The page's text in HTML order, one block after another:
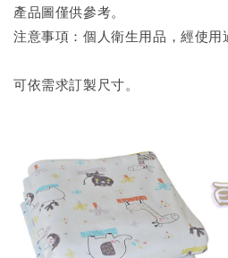
產品圖僅供參考。
注意事項：個人衛生用品，經使
可依需求訂製尺寸。